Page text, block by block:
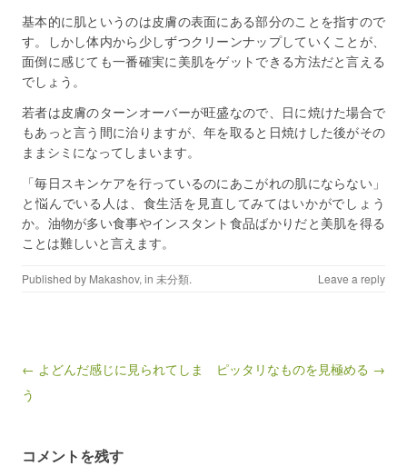
基本的に肌というのは皮膚の表面にある部分のことを指すので
す。しかし体内から少しずつクリーンナップしていくことが、
面倒に感じても一番確実に美肌をゲットできる方法だと言える
でしょう。
若者は皮膚のターンオーバーが旺盛なので、日に焼けた場合で
もあっと言う間に治りますが、年を取ると日焼けした後がその
ままシミになってしまいます。
「毎日スキンケアを行っているのにあこがれの肌にならない」
と悩んでいる人は、食生活を見直してみてはいかがでしょう
か。油物が多い食事やインスタント食品ばかりだと美肌を得る
ことは難しいと言えます。
Published by Makashov, in 未分類. Leave a reply
Post navigation
← よどんだ感じに見られてしま
う
ピッタリなものを見極める →
コメントを残す